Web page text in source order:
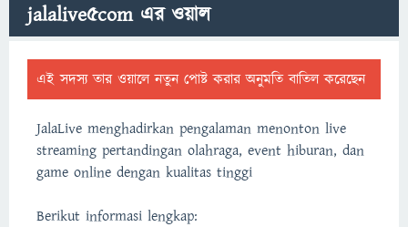
jalalive5com এর ওয়াল
এই সদস্য তার ওয়ালে নতুন পোষ্ট করার অনুমতি বাতিল করেছেন
JalaLive menghadirkan pengalaman menonton live
streaming pertandingan olahraga, event hiburan, dan
game online dengan kualitas tinggi
Berikut informasi lengkap: